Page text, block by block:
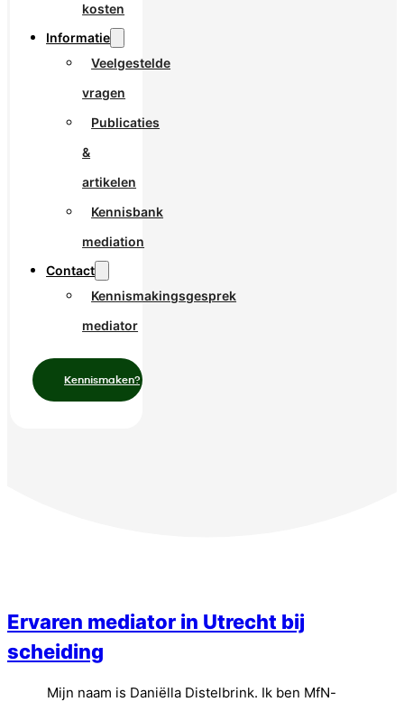
kosten
Informatie
Veelgestelde
vragen
Publicaties
&
artikelen
Kennisbank
mediation
Contact
Kennismakingsgesprek
mediator
Kennismaken?
Ervaren mediator in Utrecht bij
scheiding
Mijn naam is Daniëlla Distelbrink. Ik ben MfN-